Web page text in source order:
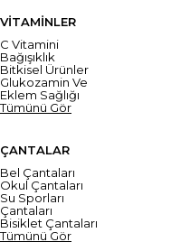
VİTAMİNLER
C Vitamini
Bağışıklık
Bitkisel Ürünler
Glukozamin Ve
Eklem Sağlığı
Tümünü Gör
ÇANTALAR
Bel Çantaları
Okul Çantaları
Su Sporları
Çantaları
Bisiklet Çantaları
Tümünü Gör